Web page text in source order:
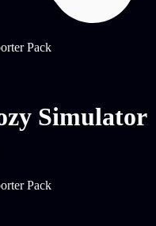
Pack
Simulator
Pack